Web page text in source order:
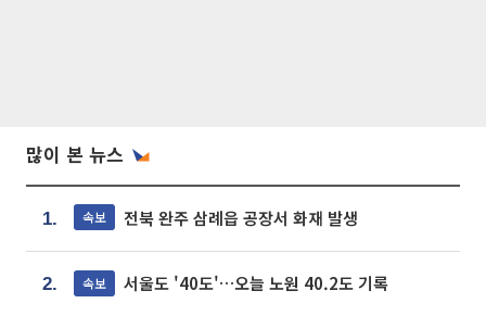
많이 본 뉴스
1. 속보 전북 완주 삼례읍 공장서 화재 발생
2. 속보 서울도 '40도'…오늘 노원 40.2도 기록